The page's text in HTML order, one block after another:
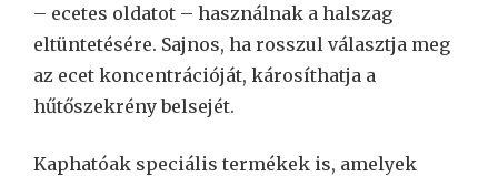
– ecetes oldatot – használnak a halszag
eltüntetésére. Sajnos, ha rosszul választja meg
az ecet koncentrációját, károsíthatja a
hűtőszekrény belsejét.
Kaphatóak speciális termékek is, amelyek